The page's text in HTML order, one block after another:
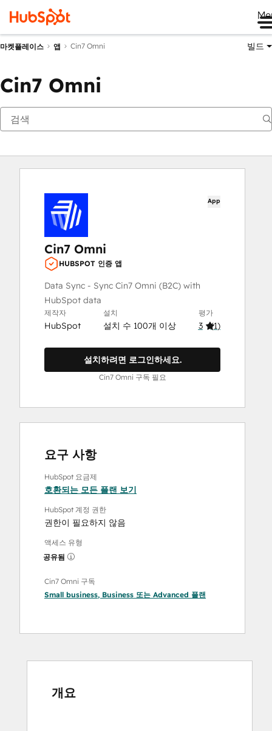
마켓플레이스 앱 Cin7 Omni 빌드
Cin7 Omni
App
Cin7 Omni
HUBSPOT 인증 앱
Data Sync - Sync Cin7 Omni (B2C) with
HubSpot data
제작자
HubSpot
설치
설치 수 100개 이상
평가
3 (1)
설치하려면 로그인하세요.
Cin7 Omni 구독 필요
요구 사항
HubSpot 요금제
호환되는 모든 플랜 보기
HubSpot 계정 권한
권한이 필요하지 않음
액세스 유형
공유됨
Cin7 Omni 구독
Small business, Business 또는 Advanced 플랜
개요